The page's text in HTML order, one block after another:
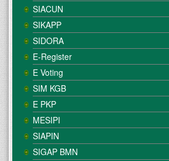
SIACUN
SIKAPP
SIDORA
E-Register
E Voting
SIM KGB
E PKP
MESIPI
SIAPIN
SIGAP BMN